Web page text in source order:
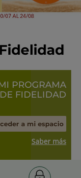
PROGRAMA
DE FIDELIDAD
a mi espacio
Saber más